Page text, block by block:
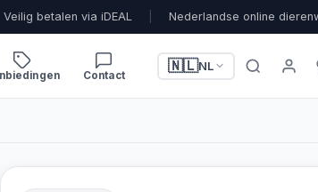
Veilig betalen via iDEAL Nederlandse online
Contact
🇳🇱NL